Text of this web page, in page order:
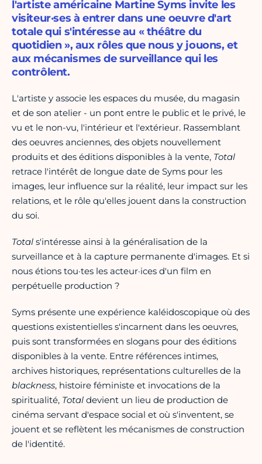
l'artiste américaine Martine Syms invite les
visiteur·ses à entrer dans une oeuvre d'art
totale qui s'intéresse au « théâtre du
quotidien », aux rôles que nous y jouons, et
aux mécanismes de surveillance qui les
contrôlent.
L'artiste y associe les espaces du musée, du magasin
et de son atelier - un pont entre le public et le privé, le
vu et le non-vu, l'intérieur et l'extérieur. Rassemblant
des oeuvres anciennes, des objets nouvellement
produits et des éditions disponibles à la vente, Total
retrace l'intérêt de longue date de Syms pour les
images, leur influence sur la réalité, leur impact sur les
relations, et le rôle qu'elles jouent dans la construction
du soi.
Total s'intéresse ainsi à la généralisation de la
surveillance et à la capture permanente d'images. Et si
nous étions tou·tes les acteur·ices d'un film en
perpétuelle production ?
Syms présente une expérience kaléidoscopique où des
questions existentielles s'incarnent dans les oeuvres,
puis sont transformées en slogans pour des éditions
disponibles à la vente. Entre références intimes,
archives historiques, représentations culturelles de la
blackness, histoire féministe et invocations de la
spiritualité, Total devient un lieu de production de
cinéma servant d'espace social et où s'inventent, se
jouent et se reflètent les mécanismes de construction
de l'identité.